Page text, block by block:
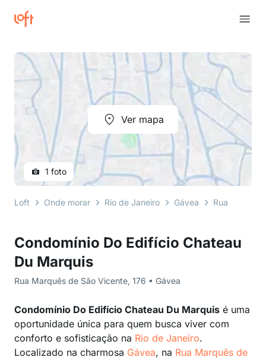
Condomínio Do Edifício Chateau
Du Marquis
Rua Marquês de São Vicente, 176 • Gávea
Condomínio Do Edifício Chateau Du Marquis é uma
oportunidade única para quem busca viver com
conforto e sofisticação na Rio de Janeiro.
Localizado na charmosa Gávea, na Rua Marquês de
Ver mapa
1 foto
Loft Onde morar Rio de Janeiro Gávea Rua